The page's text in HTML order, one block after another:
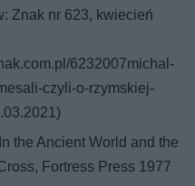
Znak nr 623, kwiecień
6232007michal-
czyli-o-rzymskiej-
the Ancient World and the
Fortress Press 1977